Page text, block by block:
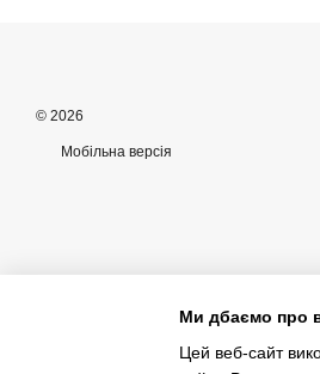
© 2026
Мобільна версія
Ми дбаємо про
Цей веб-сайт